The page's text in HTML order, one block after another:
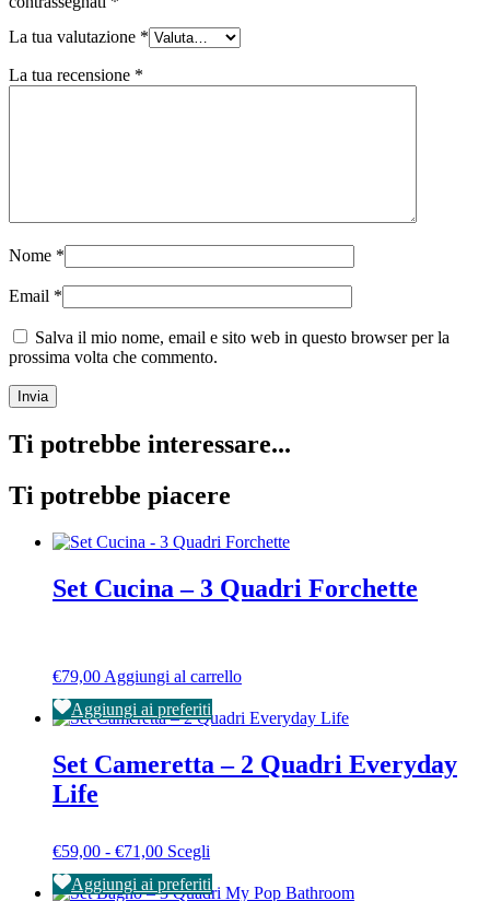
La tua valutazione *
La tua recensione *
Nome *
Email *
Salva il mio nome, email e sito web in questo browser per la
prossima volta che commento.
Ti potrebbe interessare...
Ti potrebbe piacere
Set Cucina – 3 Quadri Forchette
€79,00 Aggiungi al carrello
Aggiungi ai preferiti
Set Cameretta – 2 Quadri Everyday
Life
€59,00 - €71,00Fascia
di
prezzo:
Scegli
prodotto
ha
Aggiungi ai preferiti